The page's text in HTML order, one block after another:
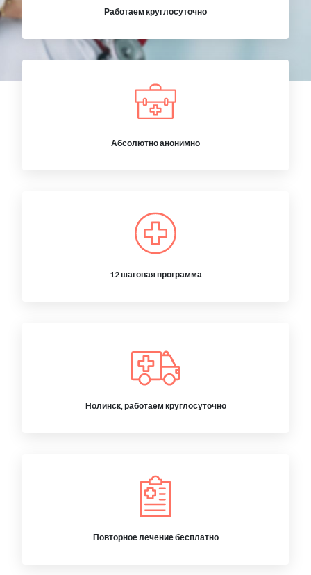
Работаем круглосуточно
Абсолютно анонимно
12 шаговая программа
Нолинск, работаем круглосуточно
Повторное лечение бесплатно